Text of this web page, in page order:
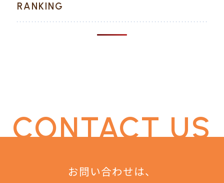
RANKING
CONTACT US
お問い合わせは、